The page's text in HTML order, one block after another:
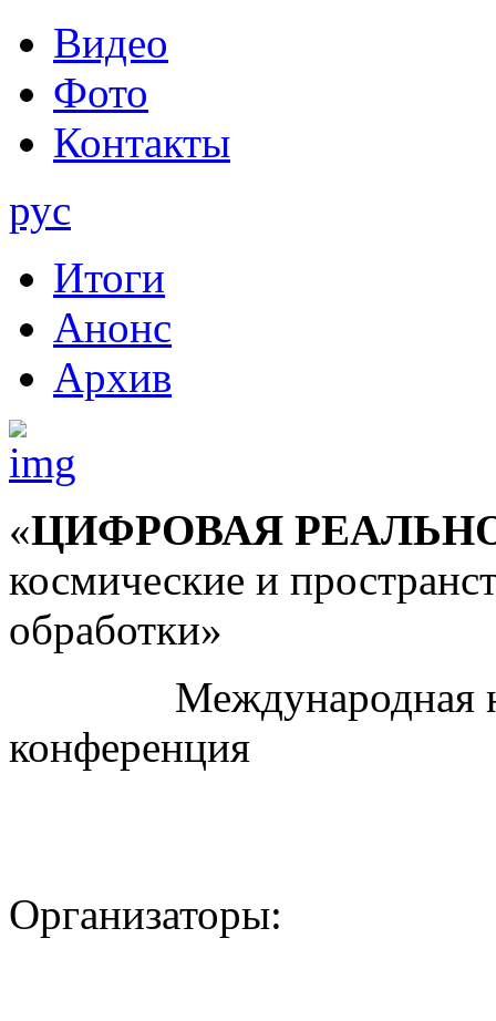
Видео
Фото
Контакты
рус
Итоги
Анонс
Архив
«ЦИФРОВАЯ
космические и
обработки»
Международная
конференция
Организаторы: